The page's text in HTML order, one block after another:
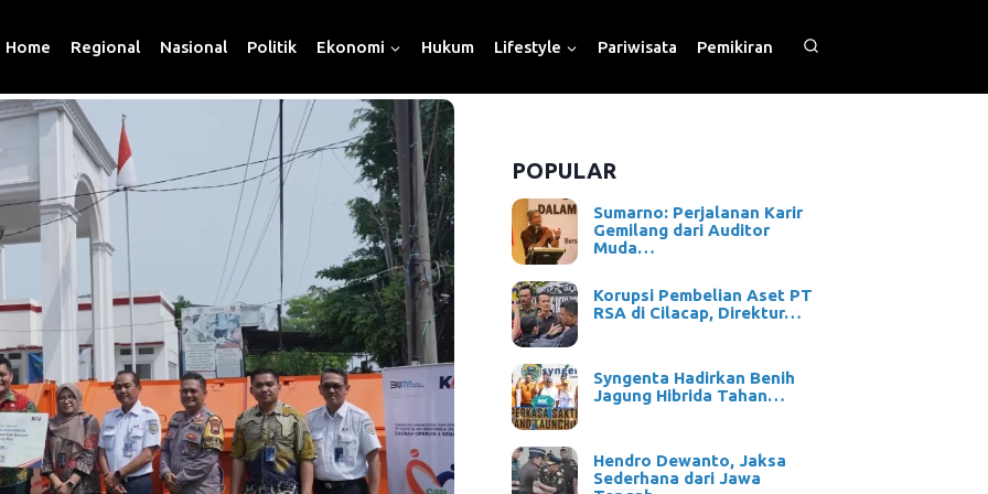
Home Regional Nasional Politik Ekonomi Hukum Lifestyle Pariwisata Pemikiran
POPULAR
Sumarno: Perjalanan Karir
Gemilang dari Auditor
Muda…
Korupsi Pembelian Aset PT
RSA di Cilacap, Direktur…
Syngenta Hadirkan Benih
Jagung Hibrida Tahan…
Hendro Dewanto, Jaksa
Sederhana dari Jawa